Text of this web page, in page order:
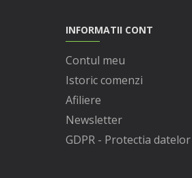
INFORMATII CONT
Contul meu
Istoric comenzi
Afiliere
Newsletter
GDPR - Protectia datelor